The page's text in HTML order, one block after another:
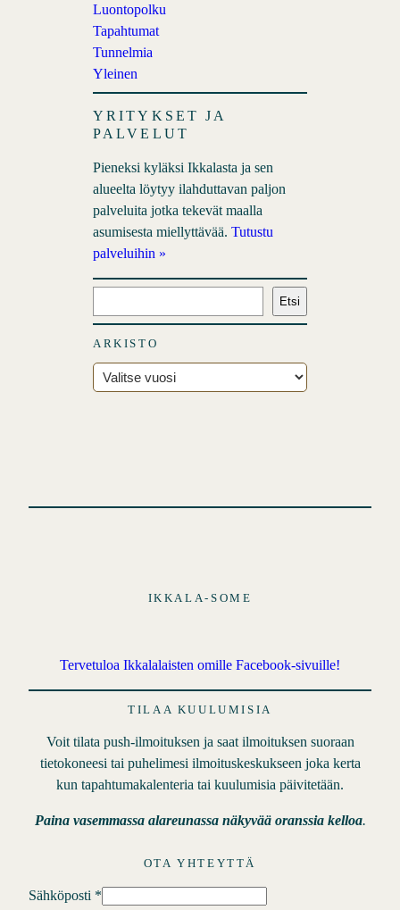
Luontopolku
Tapahtumat
Tunnelmia
Yleinen
YRITYKSET JA
PALVELUT
Pieneksi kyläksi Ikkalasta ja sen
alueelta löytyy ilahduttavan paljon
palveluita jotka tekevät maalla
asumisesta miellyttävää. Tutustu
palveluihin »
t
s
i
Etsi
ARKISTO
r
IKKALA-SOME
Tervetuloa Ikkalalaisten omille Facebook-sivuille!
TILAA KUULUMISIA
Voit tilata push-ilmoituksen ja saat ilmoituksen suoraan
tietokoneesi tai puhelimesi ilmoituskeskukseen joka kerta
kun tapahtumakalenteria tai kuulumisia päivitetään.
Paina vasemmassa alareunassa näkyvää oranssia kelloa.
OTA YHTEYTTÄ
Sähköposti *